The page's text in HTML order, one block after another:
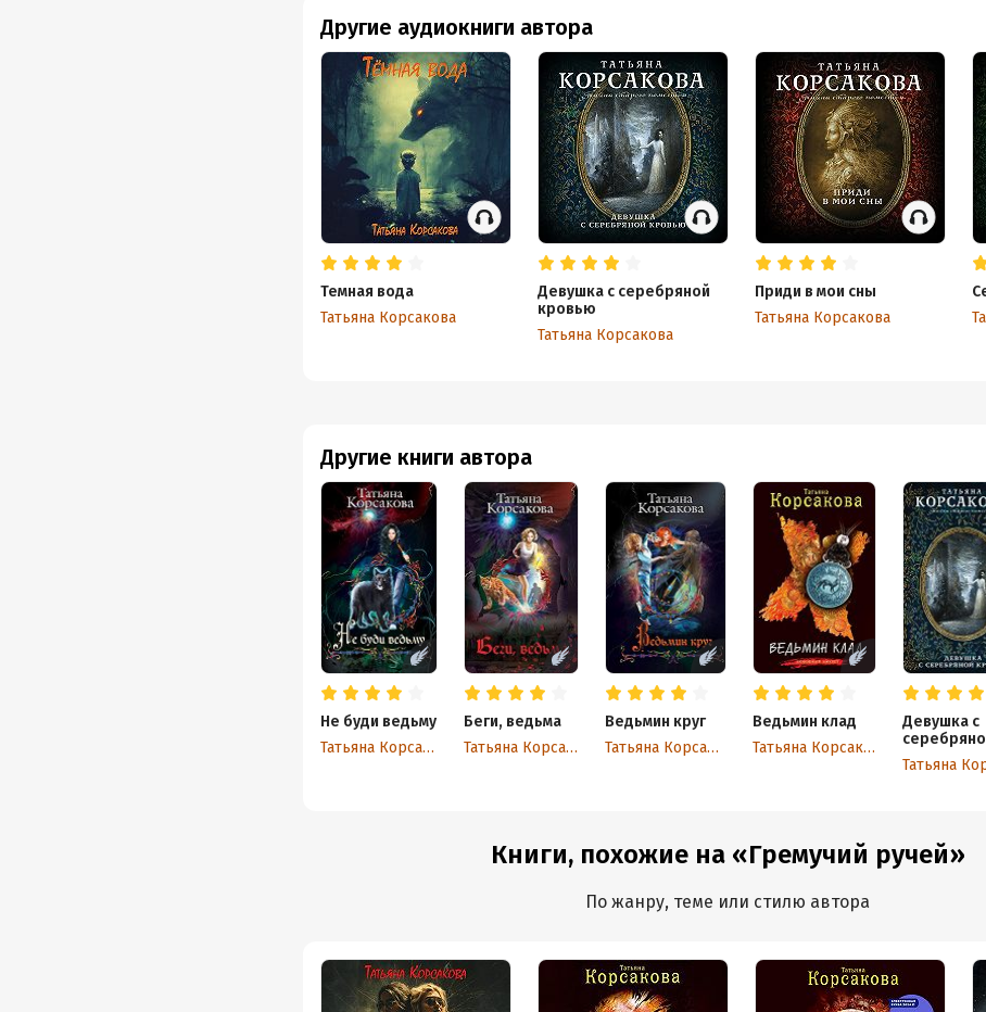
Другие книги автора
Не буди ведьму
Татьяна Корсакова
Беги, ведьма
Татьяна Корсакова
Ведьмин круг
Татьяна Корсакова
Ведьмин клад
Татьяна Корсакова
Девушка с
кровью
Другие аудиокниги автора
Темная вода
Татьяна Корсакова
Девушка с серебряной
кровью
Татьяна Корсакова
Приди в мои сны
Татьяна Корсакова
Книги, похожие на «Гремучий ручей»
По жанру, теме или стилю автора